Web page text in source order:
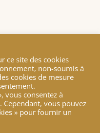
à moitié plein ?
Maire comme ministre
: la
ce site des cookies
non-soumis à
cookies de mesure
vous consentez à
Cependant, vous pouvez
» pour fournir un